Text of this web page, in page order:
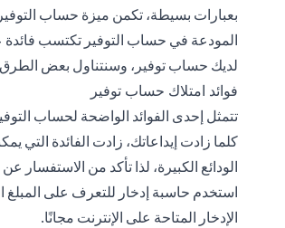
بعبارات بسيطة، تكمن ميزة حساب
المودعة في حساب التوفير تكتسب
لديك حساب توفير، وسنتناول بعض الطرق
فوائد امتلاك حساب توفير
تتمثل إحدى الفوائد الواضحة لحساب
كلما زادت إيداعاتك، زادت الفائدة
الودائع الكبيرة، لذا تأكد من الاستفسار
استخدم حاسبة إدخار للتعرف على
الإدخار المتاحة على الإنترنت مجانًا.